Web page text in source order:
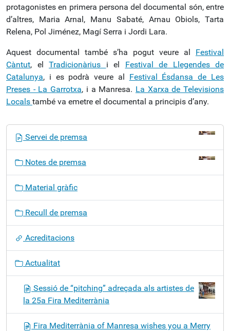
protagonistes en primera persona del documental són, entre
d’altres, Maria Arnal, Manu Sabaté, Arnau Obiols, Tarta
Relena, Pol Jiménez, Magí Serra i Jordi Lara.
Aquest documental també s’ha pogut veure al Festival
Càntut, el Tradicionàrius i el Festival de Llegendes de
Catalunya, i es podrà veure al Festival Ésdansa de Les
Preses - La Garrotxa, i a Manresa. La Xarxa de Televisions
Locals també va emetre el documental a principis d’any.
ó
Servei de premsa
Notes de premsa
Material gràfic
Recull de premsa
Acreditacions
Actualitat
Sessió de “pitching” adreçada als artistes de
la 25a Fira Mediterrània
Fira Mediterrània of Manresa wishes you a Merry